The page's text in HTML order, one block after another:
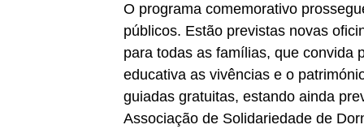
O programa comemorativo
públicos. Estão previstas novas
para todas as famílias, que convida
educativa as vivências e o
guiadas gratuitas, estando ainda
Associação de Solidariedade de